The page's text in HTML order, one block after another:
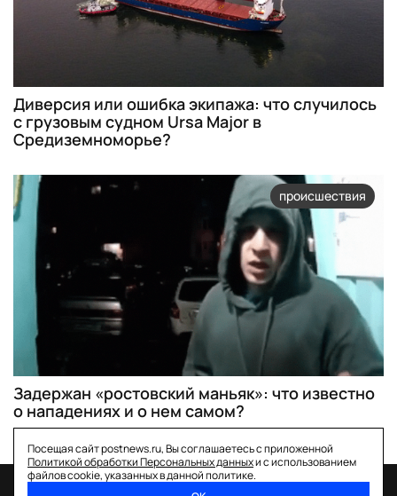
Диверсия или ошибка экипажа: что случилось
с грузовым судном Ursa Major в
Средиземноморье?
происшествия
Задержан «ростовский маньяк»: что известно
о нападениях и о нем самом?
Посещая сайт postnews.ru, Вы соглашаетесь с приложенной
Политикой обработки Персональных данныхи с использованием
файлов cookie, указанных в данной политике.